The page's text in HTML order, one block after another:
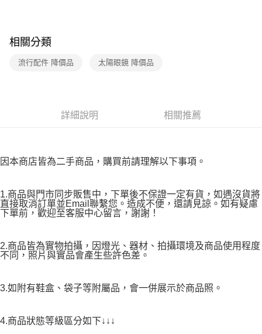
客戶支援中心」
【注意事項】
１．透過由恩沛科技股份有限公司提供之「AFTEE先享後付」服務完成之交
https://aftee.tw/terms/#terms3
３．未成年的使用者請事先徵得法定代理人或監護人之同意方可使用
時審查核予不同之上限額度；若仍有額度不足之情形，本公司將視審查結果
恩沛科技股份有限公司將有權停止該用戶之使用額度並採取法律行動。
免運費
相關分類
流行配件 降價品 太陽眼鏡 降價品
詳細說明 相關推薦
因本商店皆為二手商品，購買前請理解以下事項。
1.商品與門市同步販售中，下單後不保證一定有貨，如遇沒貨將
直接取消訂單並Email聯繫您。造成不便，還請見諒。如有疑慮
下單前，歡迎至客服中心留言，謝謝！
2.商品皆為實物拍攝，因燈光、器材、拍攝環境及商品使用程度
不同，照片與實品會產生些許色差。
3.如附有鞋盒、袋子等附屬品，會一併展示於商品照。
4.商品狀態等級區分如下↓↓↓